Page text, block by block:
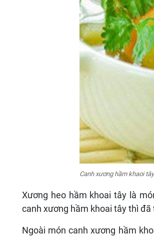
Canh xương hầm khaoi
Xương heo hầm khoai tây là
canh xương hầm khoai tây thì
Ngoài món canh xương hầm